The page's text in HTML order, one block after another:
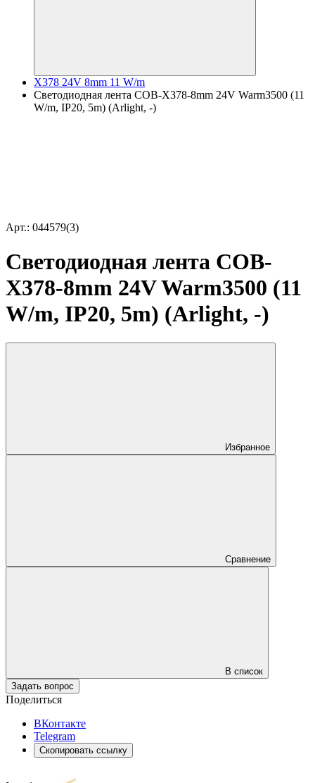
X378 24V 8mm 11 W/m
Светодиодная лента COB-X378-8mm 24V Warm3500 (11
W/m, IP20, 5m) (Arlight, -)
Арт.: 044579(3)
Светодиодная лента COB-
X378-8mm 24V Warm3500 (11
W/m, IP20, 5m) (Arlight, -)
Избранное
Сравнение
В список
Задать вопрос
Поделиться
ВКонтакте
Telegram
Скопировать ссылку